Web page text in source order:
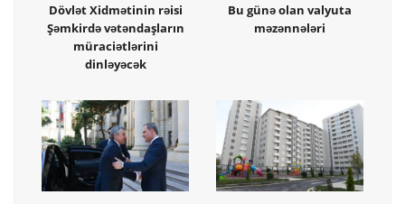
Dövlət Xidmətinin rəisi
Şəmkirdə vətəndaşların
müraciətlərini
dinləyəcək
Bu günə olan valyuta
məzənnələri